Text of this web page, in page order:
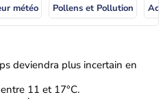
météo Pollens et Pollution
deviendra plus incertain en
11 et 17°C.